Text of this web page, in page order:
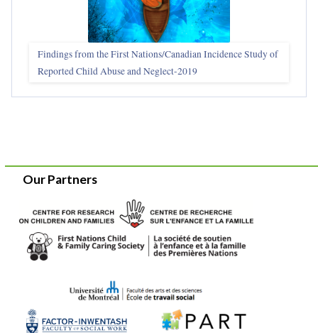
Findings from the First Nations/Canadian Incidence Study of
Reported Child Abuse and Neglect-2019
Our Partners